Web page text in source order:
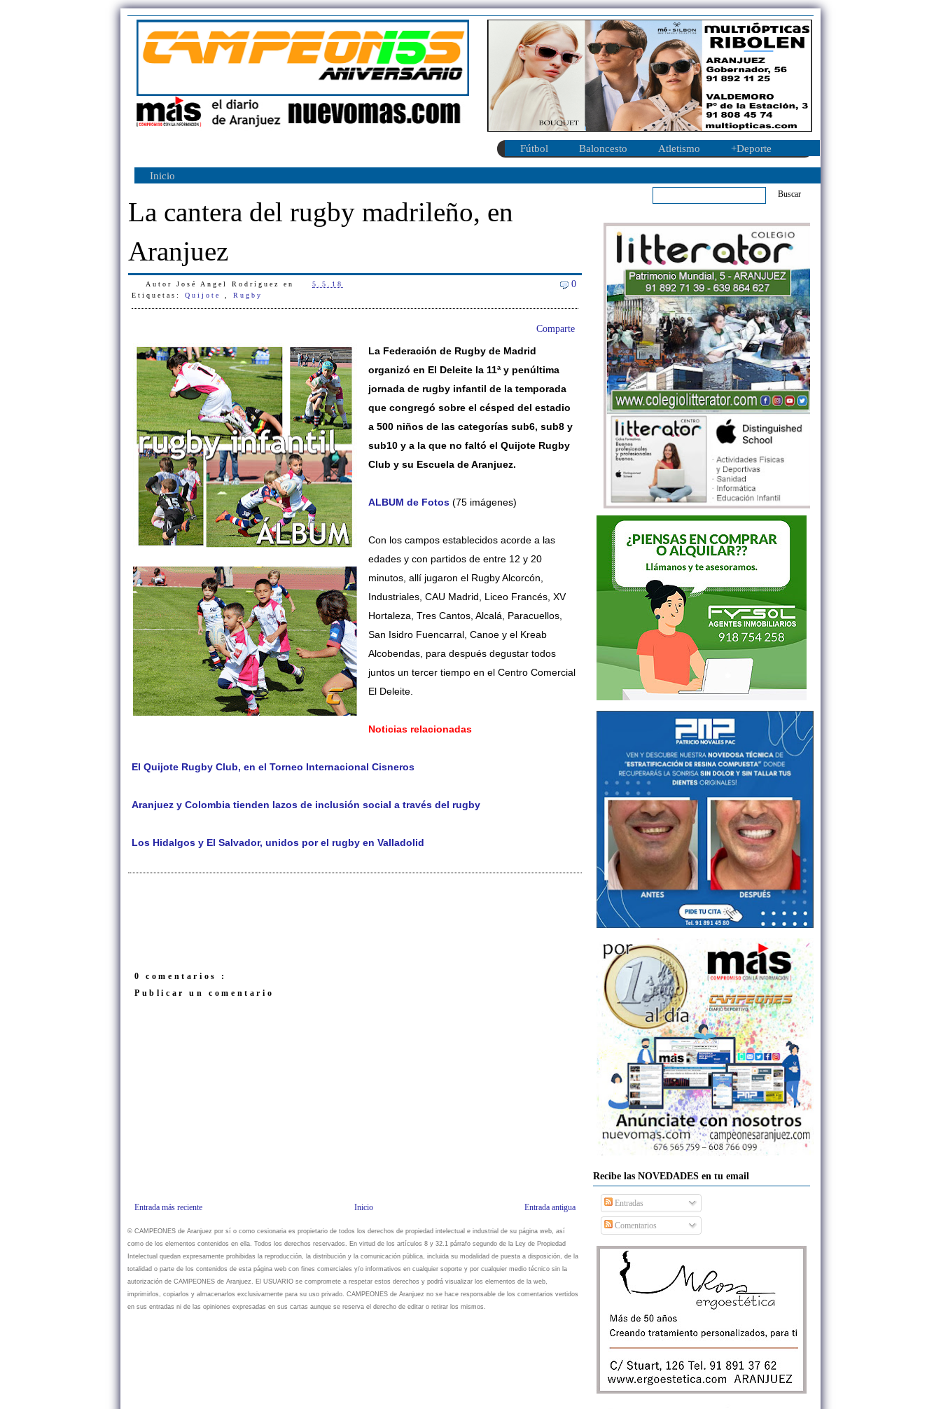
Fútbol Baloncesto Atletismo +Deporte
Inicio
La cantera del rugby madrileño, en
Aranjuez
Autor José Angel Rodríguez en 5.5.18 0
Etiquetas: Quijote Rugby
Comparte
La Federación de Rugby de Madrid
organizó en El Deleite la 11ª y penúltima
jornada de rugby infantil de la temporada
que congregó sobre el césped del estadio
a 500 niños de las categorías sub6, sub8 y
sub10 y a la que no faltó el Quijote Rugby
Club y su Escuela de Aranjuez.
ALBUM de Fotos (75 imágenes)
Con los campos establecidos acorde a las
edades y con partidos de entre 12 y 20
minutos, allí jugaron el Rugby Alcorcón,
Industriales, CAU Madrid, Liceo Francés, XV
Hortaleza, Tres Cantos, Alcalá, Paracuellos,
San Isidro Fuencarral, Canoe y el Kreab
Alcobendas, para después degustar todos
juntos un tercer tiempo en el Centro Comercial
El Deleite.
Noticias relacionadas
El Quijote Rugby Club, en el Torneo Internacional Cisneros
Aranjuez y Colombia tienden lazos de inclusión social a través del rugby
Los Hidalgos y El Salvador, unidos por el rugby en Valladolid
0 comentarios :
Publicar un comentario
Entrada más reciente Entrada antigua
Inicio
© CAMPEONES de Aranjuez por sí o como cesionaria es propietario de todos los derechos de propiedad intelectual e industrial de su página web, así
como de los elementos contenidos en ella. Todos los derechos reservados. En virtud de los artículos 8 y 32.1 párrafo segundo de la Ley de Propiedad
Intelectual quedan expresamente prohibidas la reproducción, la distribución y la comunicación pública, incluida su modalidad de puesta a disposición, de la
totalidad o parte de los contenidos de esta página web con fines comerciales y/o informativos en cualquier soporte y por cualquier medio técnico sin la
autorización de CAMPEONES de Aranjuez. El USUARIO se compromete a respetar estos derechos y podrá visualizar los elementos de la web,
imprimirlos, copiarlos y almacenarlos exclusivamente para su uso privado. CAMPEONES de Aranjuez no se hace responsable de los comentarios vertidos
en sus entradas ni de las opiniones expresadas en sus cartas aunque se reserva el derecho de editar o retirar los mismos.
Recibe las NOVEDADES en tu email
Entradas
Comentarios